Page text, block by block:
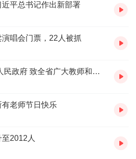
件等，大大提高了广大教师从事教育
平总书记作出新部署
唱会门票，22人被抓
中共河南省委 河南省人民政府 致全省广大教师和教育工作者的慰问信
老师节日快乐
2012人